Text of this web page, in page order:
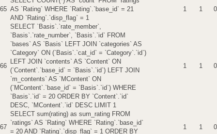
65 AS `Rating` WHERE `Rating`.`base_id` = 21
AND `Rating`.`disp_flag` = 1
1 1 0
66
SELECT `Basis`.`rate_member`,
`Basis`.`rate_number`, `Basis`.`id` FROM
`bases` AS `Basis` LEFT JOIN `categories` AS
`Category` ON (`Basis`.`cat_id` = `Category`.`id`)
LEFT JOIN `contents` AS `Content` ON
(`Content`.`base_id` = `Basis`.`id`) LEFT JOIN
`m_contents` AS `MContent` ON
(`MContent`.`base_id` = `Basis`.`id`) WHERE
`Basis`.`id` = 20 ORDER BY `Content`.`id`
DESC, `MContent`.`id` DESC LIMIT 1
1 1 0
67
SELECT sum(rating) as sum_rating FROM
`ratings` AS `Rating` WHERE `Rating`.`base_id`
= 20 AND `Rating`.`disp_flag` = 1 ORDER BY
1 1 0